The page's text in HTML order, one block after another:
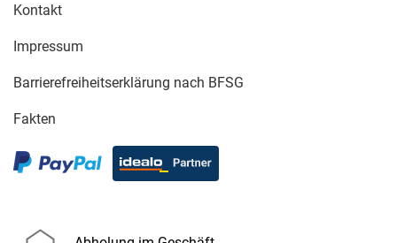
Kontakt
Impressum
Barrierefreiheitserklärung nach BFSG
Fakten